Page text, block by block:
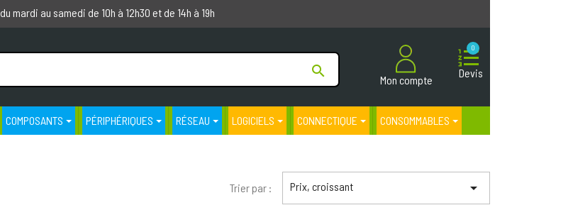
du mardi au samedi de 10h à 12h30 et de 14h à 19h

Mon compte
Devis
0
COMPOSANTS PÉRIPHÉRIQUES RÉSEAU LOGICIELS CONNECTIQUE CONSOMMABLES
Trier par : Prix, croissant 